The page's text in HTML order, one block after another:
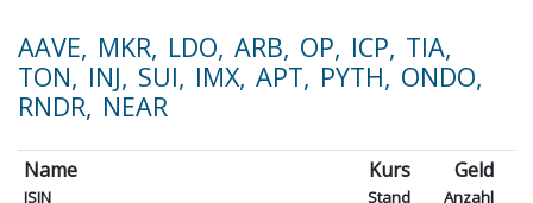
AAVE, MKR, LDO, ARB, OP, ICP, TIA,
TON, INJ, SUI, IMX, APT, PYTH, ONDO,
RNDR, NEAR
Name
ISIN
Kurs
Stand
Geld
Anzahl